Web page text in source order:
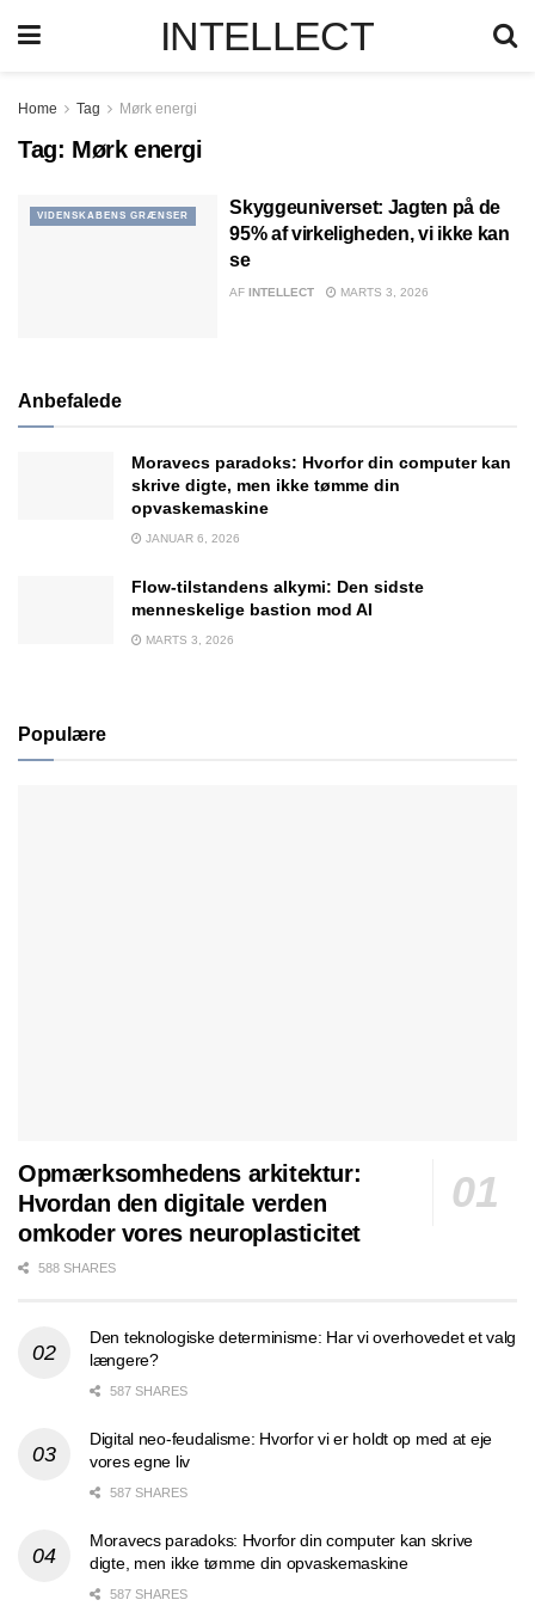
INTELLECT
Home Tag Mørk energi
Tag: Mørk energi
VIDENSKABENS GRÆNSER
Skyggeuniverset: Jagten på de
95% af virkeligheden, vi ikke kan
se
AF INTELLECT MARTS 3, 2026
Anbefalede
Moravecs paradoks: Hvorfor din computer kan
skrive digte, men ikke tømme din
opvaskemaskine
JANUAR 6, 2026
Flow-tilstandens alkymi: Den sidste
menneskelige bastion mod AI
MARTS 3, 2026
Populære
Opmærksomhedens arkitektur:
Hvordan den digitale verden
omkoder vores neuroplasticitet
588 SHARES
Den teknologiske determinisme: Har vi overhovedet et valg
længere?
587 SHARES
Digital neo-feudalisme: Hvorfor vi er holdt op med at eje
vores egne liv
587 SHARES
Moravecs paradoks: Hvorfor din computer kan skrive
digte, men ikke tømme din opvaskemaskine
587 SHARES